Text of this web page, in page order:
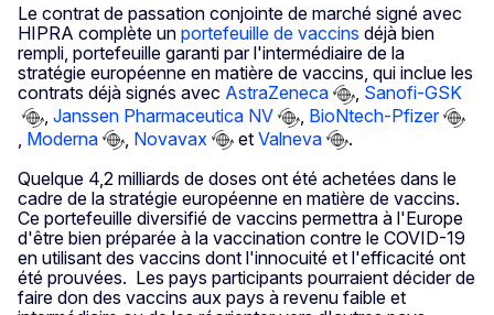
Le contrat de passation conjointe de marché signé avec
HIPRA complète un portefeuille de vaccins déjà bien
rempli, portefeuille garanti par l'intermédiaire de la
stratégie européenne en matière de vaccins, qui inclue les
contrats déjà signés avec AstraZeneca , Sanofi-GSK
Janssen Pharmaceutica NV
BioNtech-Pfizer
Moderna Novavax et Valneva
.
Quelque 4,2 milliards de doses ont été achetées dans le
cadre de la stratégie européenne en matière de vaccins.
Ce portefeuille diversifié de vaccins permettra à l'Europe
d'être bien préparée à la vaccination contre le COVID-19
en utilisant des vaccins dont l'innocuité et l'efficacité ont
été prouvées. Les pays participants pourraient décider de
faire don des vaccins aux pays à revenu faible et